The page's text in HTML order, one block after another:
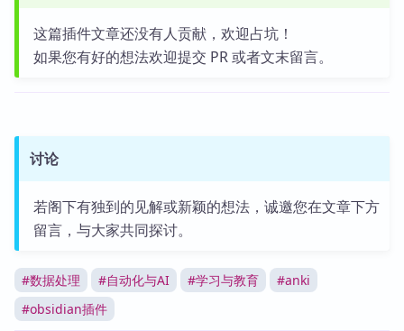
这篇插件文章还没有人贡献，欢迎占坑！
如果您有好的想法欢迎提交 PR 或者文末留言。
讨论
若阁下有独到的见解或新颖的想法，诚邀您在文章下方
留言，与大家共同探讨。
#数据处理 #自动化与AI #学习与教育 #anki
#obsidian插件